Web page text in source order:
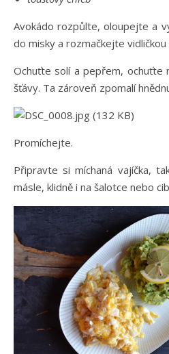
Avokádo rozpůlte, oloupejte a
do misky a rozmačkejte vidličkou
Ochuťte solí a pepřem, ochuťte
šťávy. Ta zároveň zpomalí
Promíchejte.
Připravte si míchaná vajíčka,
másle, klidně i na šalotce nebo